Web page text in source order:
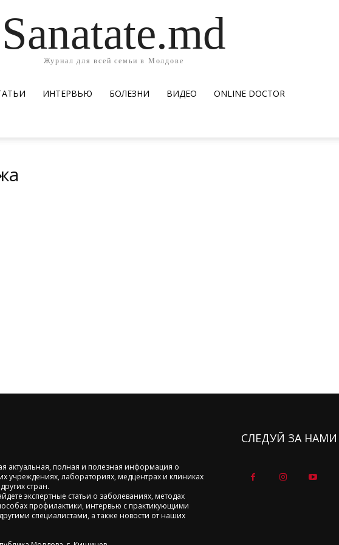
Sanatate.md
Журнал для всей семьи в Молдове
ИНТЕРВЬЮ БОЛЕЗНИ ВИДЕО ОNLINE DOCTOR
актуальная, полная и полезная информация о
учреждениях, лабораториях, медцентрах и клиниках
стран.
экспертные статьи о заболеваниях, методах
профилактики, интервью с практикующими
специалистами, а также новости от наших
СЛЕДУЙ ЗА НАМИ